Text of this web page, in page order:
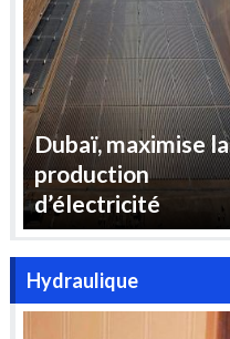
Dubaï, maximise la
production
d’électricité
Hydraulique